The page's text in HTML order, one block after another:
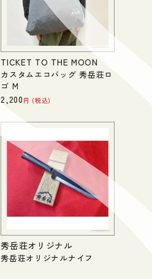
TICKET TO THE MOON
カスタムエコバッグ 秀岳荘ロ
ゴ M
2,200 税込
秀岳荘オリジナル
秀岳荘オリジナルナイフ